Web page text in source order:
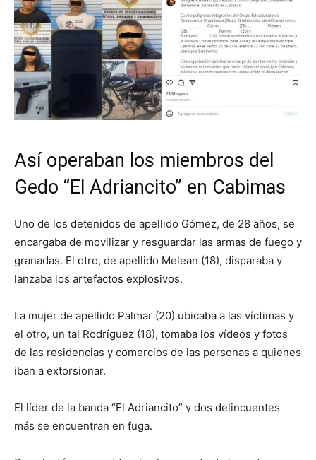
Así operaban los miembros del
Gedo “El Adriancito” en Cabimas
Uno de los detenidos de apellido Gómez, de 28 años, se
encargaba de movilizar y resguardar las armas de fuego y
granadas. El otro, de apellido Melean (18), disparaba y
lanzaba los artefactos explosivos.
La mujer de apellido Palmar (20) ubicaba a las víctimas y
el otro, un tal Rodríguez (18), tomaba los vídeos y fotos
de las residencias y comercios de las personas a quienes
iban a extorsionar.
El líder de la banda “El Adriancito” y dos delincuentes
más se encuentran en fuga.